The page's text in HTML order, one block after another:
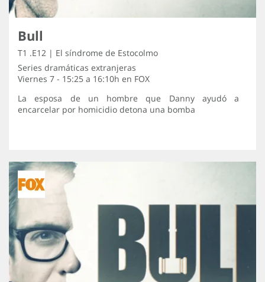
Bull
T1 .E12 | El síndrome de Estocolmo
Series dramáticas extranjeras
Viernes 7 - 15:25 a 16:10h en FOX
La esposa de un hombre que Danny ayudó a
encarcelar por homicidio detona una bomba